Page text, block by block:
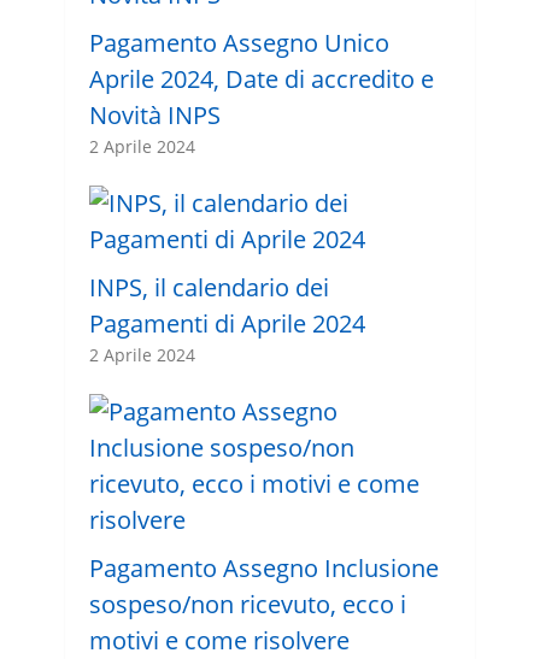
Pagamento Assegno Unico
Aprile 2024, Date di accredito e
Novità INPS
2 Aprile 2024
INPS, il calendario dei
Pagamenti di Aprile 2024
2 Aprile 2024
Pagamento Assegno Inclusione
sospeso/non ricevuto, ecco i
motivi e come risolvere